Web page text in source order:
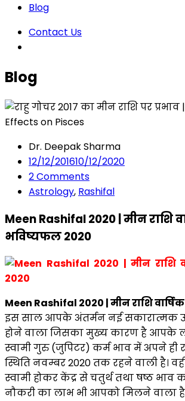
Blog
Contact Us
Blog
Dr. Deepak Sharma
12/12/201610/12/2020
2Comments
Astrology, Rashifal
Meen Rashifal 2020 | मीन राशि
भविष्यफल 2020
Meen Rashifal 2020 | मीन राशि
इस साल आपके अंतर्मन नई सकारात्मक
होने वाला जिसका मुख्य कारण है आपके
स्वामी गुरु (जुपिटर) कर्म भाव में अपने ही
स्थिति नवम्बर 2020 तक रहने वाली है।
स्वामी होकर केंद्र से चतुर्थ तथा षष्ठ भाव
नौकरी का लाभ भी आपको मिलने वाला